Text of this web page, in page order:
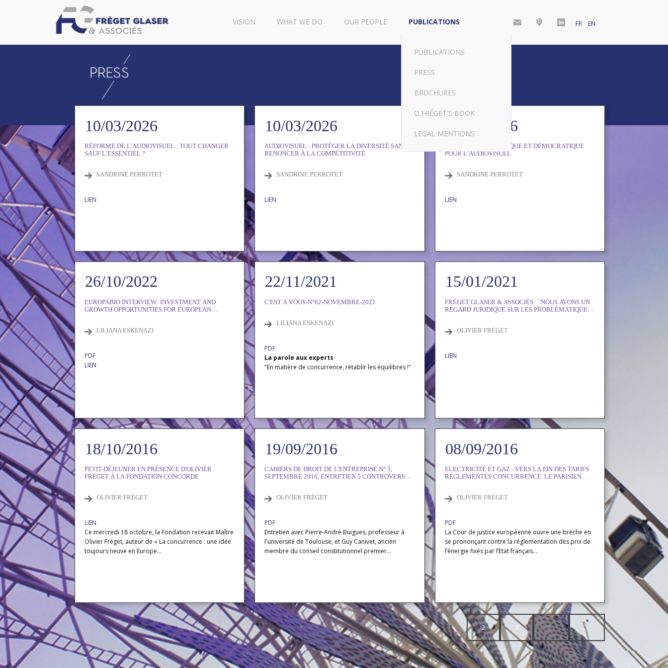
VISION WHAT WE DO OUR PEOPLE PUBLICATIONS
PUBLICATIONS
PRESS
BROCHURES
O.FRÉGET'S BOOK
LEGAL MENTIONS
FR EN
10/03/2026
RÉFORME DE L’AUDIOVISUEL : TOUT CHANGER
SAUF L’ESSENTIEL ?
SANDRINE PERROTET
LIEN
10/03/2026
AUDIOVISUEL : PROTÉGER LA DIVERSITÉ SANS
RENONCER À LA COMPÉTITIVITÉ
SANDRINE PERROTET
LIEN
10/03/2026
L’IA, UN CHOC JURIDIQUE ET DÉMOCRATIQUE
POUR L’AUDIOVISUEL
SANDRINE PERROTET
LIEN
26/10/2022
EUROPABIO INTERVIEW: INVESTMENT AND
GROWTH OPPORTUNITIES FOR EUROPEAN
LILIANA ESKENAZI
PDF
LIEN
22/11/2021
C'EST A VOUS-N°62-NOVEMBRE-2021
LILIANA ESKENAZI
PDF
La parole aux experts
"En matière de concurrence, rétablir les équilibres !"
15/01/2021
FRÉGET GLASER & ASSOCIÉS : "NOUS AVONS UN
REGARD JURIDIQUE SUR LES PROBLÉMATIQUES
OLIVIER FRÉGET
LIEN
18/10/2016
PETIT-DÉJEUNER EN PRÉSENCE D'OLIVIER
FRÉGET À LA FONDATION CONCORDE
OLIVIER FRÉGET
LIEN
Ce mercredi 18 octobre, la Fondation recevait Maître
Olivier Fréget, auteur de « La concurrence : une idée
toujours neuve en Europe...
19/09/2016
CAHIERS DE DROIT DE L'ENTREPRISE N° 5,
SEPTEMBRE 2016, ENTRETIEN 5 CONTROVERSES
OLIVIER FRÉGET
PDF
Entretien avec Pierre-André Buigues, professeur à
l'université de Toulouse, et Guy Canivet, ancien
membre du conseil constitutionnel premier...
08/09/2016
ELECTRICITÉ ET GAZ : VERS LA FIN DES TARIFS
RÉGLEMENTÉS CONCURRENCE. LE PARISIEN
OLIVIER FRÉGET
PDF
La Cour de justice européenne ouvre une brèche en
se prononçant contre la réglementation des prix de
l’énergie fixés par l’Etat français...
1 2 3 〉 》